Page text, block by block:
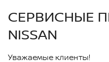
СЕРВИСНЫЕ
NISSAN
Уважаемые клиенты!